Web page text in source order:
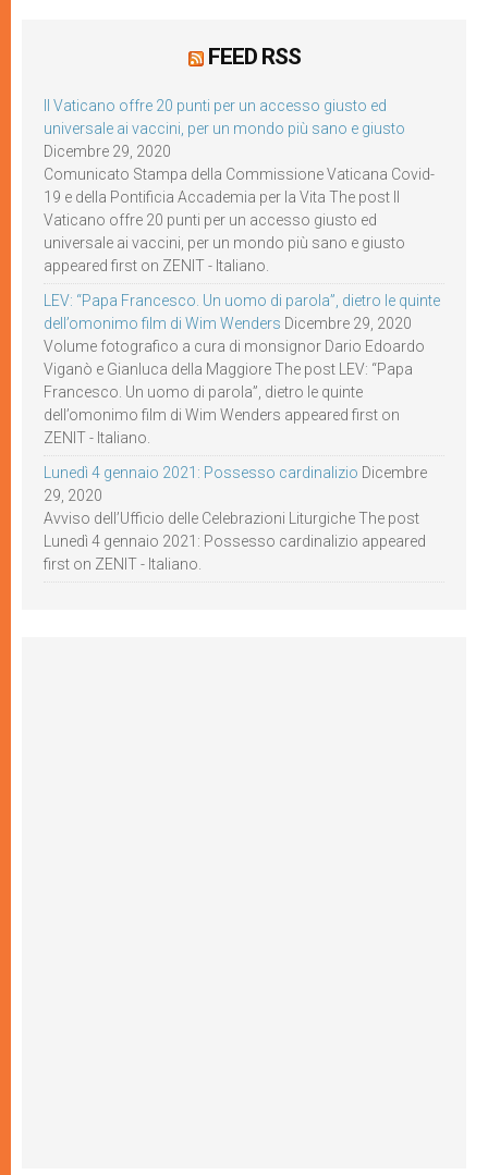
FEED RSS
Il Vaticano offre 20 punti per un accesso giusto ed
universale ai vaccini, per un mondo più sano e giusto
Dicembre 29, 2020
Comunicato Stampa della Commissione Vaticana Covid-
19 e della Pontificia Accademia per la Vita The post Il
Vaticano offre 20 punti per un accesso giusto ed
universale ai vaccini, per un mondo più sano e giusto
appeared first on ZENIT - Italiano.
LEV: “Papa Francesco. Un uomo di parola”, dietro le quinte
dell’omonimo film di Wim Wenders Dicembre 29, 2020
Volume fotografico a cura di monsignor Dario Edoardo
Viganò e Gianluca della Maggiore The post LEV: “Papa
Francesco. Un uomo di parola”, dietro le quinte
dell’omonimo film di Wim Wenders appeared first on
ZENIT - Italiano.
Lunedì 4 gennaio 2021: Possesso cardinalizio Dicembre
29, 2020
Avviso dell’Ufficio delle Celebrazioni Liturgiche The post
Lunedì 4 gennaio 2021: Possesso cardinalizio appeared
first on ZENIT - Italiano.